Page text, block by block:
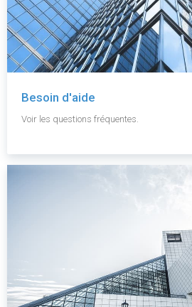
Besoin d'aide
Voir les questions fréquentes.